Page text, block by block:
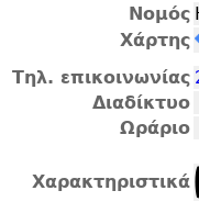
Νομός
Χάρτης
Τηλ. επικοινωνίας
Διαδίκτυο
Ωράριο
Χαρακτηριστικά